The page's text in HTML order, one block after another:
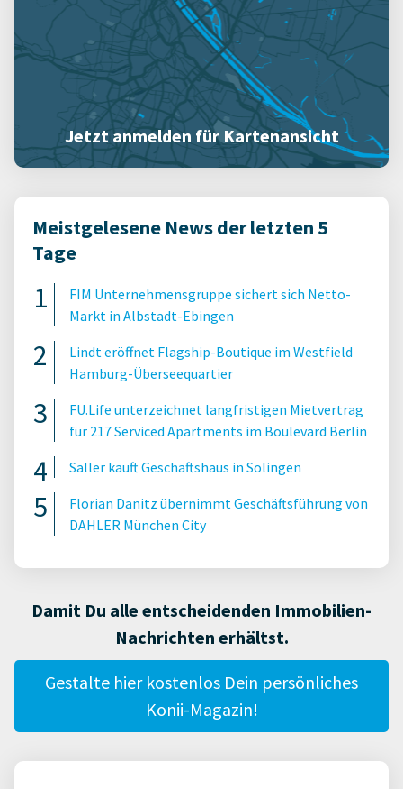
Jetzt anmelden für Kartenansicht
Meistgelesene News der letzten 5
Tage
FIM Unternehmensgruppe sichert sich Netto-
Markt in Albstadt-Ebingen
Lindt eröffnet Flagship-Boutique im Westfield
Hamburg-Überseequartier
FU.Life unterzeichnet langfristigen Mietvertrag
für 217 Serviced Apartments im Boulevard Berlin
Saller kauft Geschäftshaus in Solingen
Florian Danitz übernimmt Geschäftsführung von
DAHLER München City
Damit Du alle entscheidenden Immobilien-
Nachrichten erhältst.
Gestalte hier kostenlos Dein persönliches
Konii-Magazin!